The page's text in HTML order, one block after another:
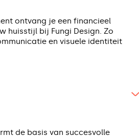
ontvang je een financieel
huisstijl bij Fungi Design. Zo
en visuele identiteit
de basis van succesvolle